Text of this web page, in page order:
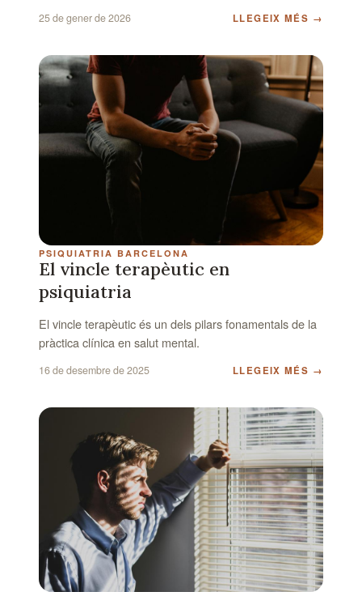
25 de gener de 2026 LLEGEIX MÉS →
PSIQUIATRIA BARCELONA
El vincle terapèutic en
psiquiatria
El vincle terapèutic és un dels pilars fonamentals de la
pràctica clínica en salut mental.
16 de desembre de 2025 LLEGEIX MÉS →